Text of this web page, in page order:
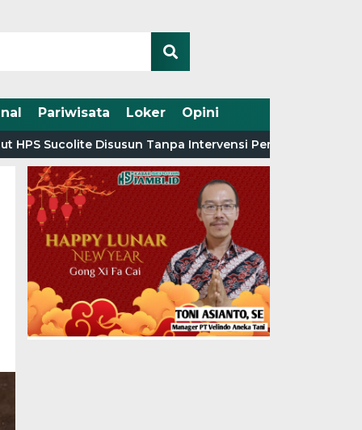
Pariwisata Loker Opini
Disusun Tanpa Intervensi Penyedia